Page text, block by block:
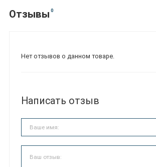
Отзывы 0
Нет отзывов о данном товаре.
Написать отзыв